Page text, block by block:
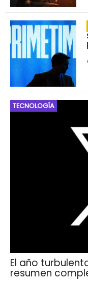
TECNOLOGÍA
El año
resumen